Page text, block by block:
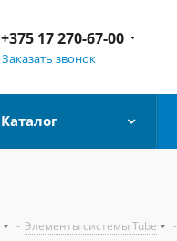
+375 17 270-67-00
Заказать звонок
Каталог
- Элементы системы Tube -